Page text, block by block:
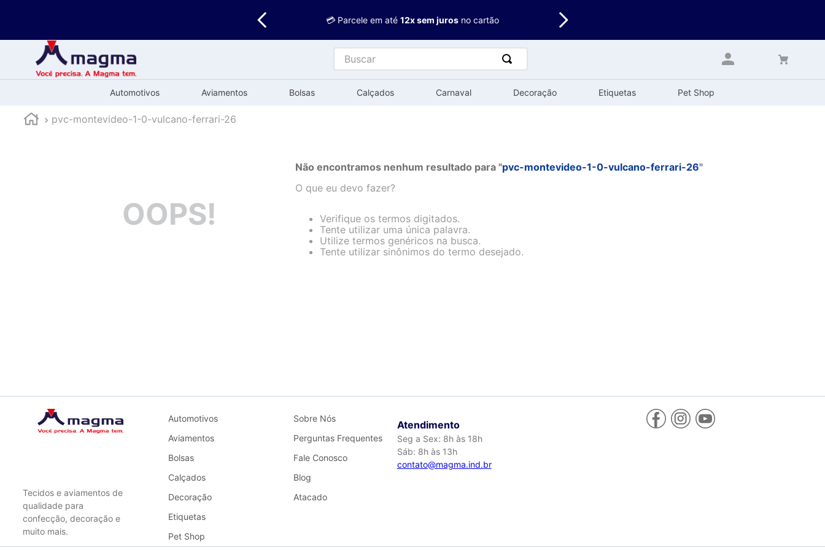
💳 Parcele em até 12x sem juros no cartão
Buscar
Automotivos Aviamentos Bolsas Calçados Carnaval Decoração Etiquetas Pet Shop
pvc-montevideo-1-0-vulcano-ferrari-26
OOPS!
Não encontramos nenhum resultado para "pvc-montevideo-1-0-vulcano-ferrari-26"
O que eu devo fazer?
Verifique os termos digitados.
Tente utilizar uma única palavra.
Utilize termos genéricos na busca.
Tente utilizar sinônimos do termo desejado.
Tecidos e aviamentos de
qualidade para
confecção, decoração e
muito mais.
Automotivos
Aviamentos
Bolsas
Calçados
Decoração
Etiquetas
Pet Shop
Sobre Nós
Perguntas Frequentes
Fale Conosco
Blog
Atacado
Atendimento
Seg a Sex: 8h às 18h
Sáb: 8h às 13h
contato@magma.ind.br